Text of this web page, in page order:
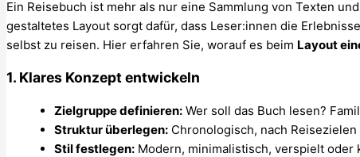
Ein Reisebuch ist mehr als nur eine Sammlung von Texten
gestaltetes Layout sorgt dafür, dass Leser:innen die
selbst zu reisen. Hier erfahren Sie, worauf es beim Layout
1. Klares Konzept entwickeln
Zielgruppe definieren: Wer soll das Buch lesen?
Struktur überlegen: Chronologisch, nach
Stil festlegen: Modern, minimalistisch, verspielt oder